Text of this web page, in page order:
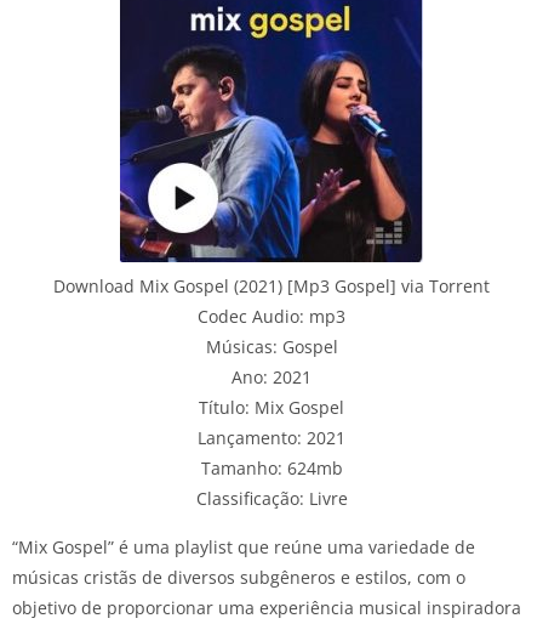
Download Mix Gospel (2021) [Mp3 Gospel] via Torrent
Codec Audio: mp3
Músicas: Gospel
Ano: 2021
Título: Mix Gospel
Lançamento: 2021
Tamanho: 624mb
Classificação: Livre
“Mix Gospel” é uma playlist que reúne uma variedade de
músicas cristãs de diversos subgêneros e estilos, com o
objetivo de proporcionar uma experiência musical inspiradora